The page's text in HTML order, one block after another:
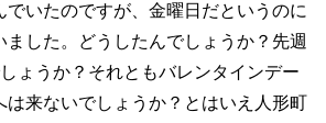
でいたのですが、金曜日だというのに
した。どうしたんでしょうか？先週
ょうか？それともバレンタインデー
は来ないでしょうか？とはいえ人形町